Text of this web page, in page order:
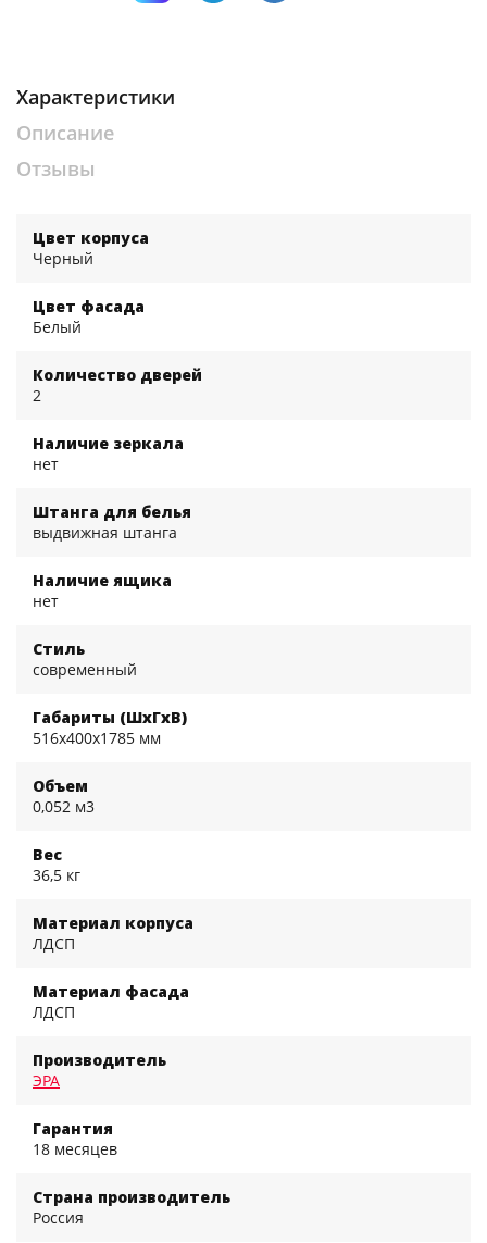
Характеристики
Описание
Отзывы
Цвет корпуса
Черный
Цвет фасада
Белый
Количество дверей
2
Наличие зеркала
нет
Штанга для белья
выдвижная штанга
Наличие ящика
нет
Стиль
современный
Габариты (ШхГхВ)
516x400x1785 мм
Объем
0,052 м3
Вес
36,5 кг
Материал корпуса
ЛДСП
Материал фасада
ЛДСП
Производитель
ЭРА
Гарантия
18 месяцев
Страна производитель
Россия